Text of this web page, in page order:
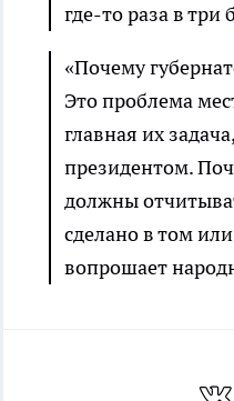
где-то раза в три
«Почему
Это проблема
главная их
президентом.
должны
сделано в том
вопрошает